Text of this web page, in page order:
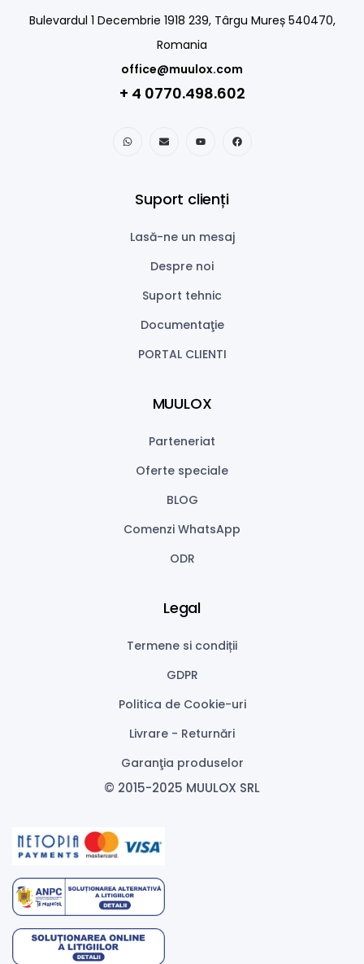
Bulevardul 1 Decembrie 1918 239, Târgu Mureș 540470,
Romania
office@muulox.com
+ 4 0770.498.602
Suport clienți
Lasă-ne un mesaj
Despre noi
Suport tehnic
Documentaţie
PORTAL CLIENTI
MUULOX
Parteneriat
Oferte speciale
BLOG
Comenzi WhatsApp
ODR
Legal
Termene si condiții
GDPR
Politica de Cookie-uri
Livrare - Returnări
Garanţia produselor
© 2015-2025 MUULOX SRL